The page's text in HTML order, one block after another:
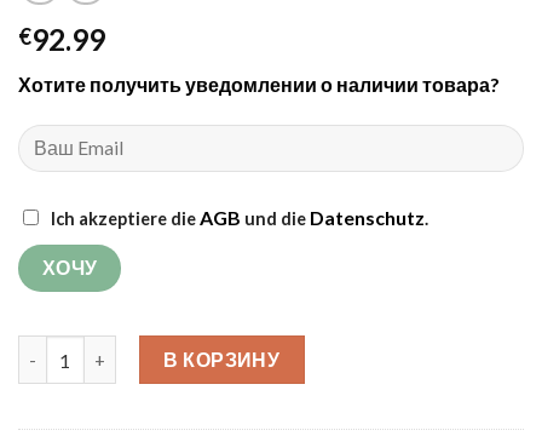
€92.99
Хотите получить уведомлении о наличии товара?
Ich akzeptiere dieAGB und die Datenschutz.
Количество товара Окучник (большой)
В КОРЗИНУ